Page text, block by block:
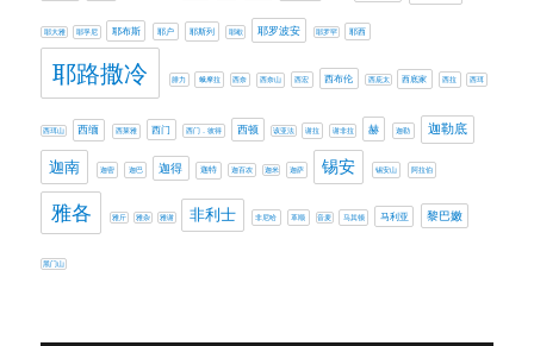
耶大雅 耶孚尼 耶布斯 耶户 耶斯列 耶歇 耶罗波安 耶罗罕 耶西
耶路撒冷 腓力 蛾摩拉 西奈 西奈山 西宏 西布伦 西庇太 西底家 西拉 西珥
西珥山 西缅 西莱雅 西门 西门．彼得 西顿 该亚法 谢拉 谢非拉 赫 迦勒 迦勒底
迦南 迦密 迦巴 迦得 迦特 迦百农 迦米 迦萨 锡安 锡安山 阿拉伯
雅各 雅斤 雅杂 雅谢 非利士 非尼哈 革顺 音麦 马其顿 马利亚 黎巴嫩
黑门山